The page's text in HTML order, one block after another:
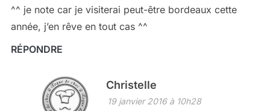
^^ je note car je visiterai peut-être bordeaux cette
année, j’en rêve en tout cas ^^
RÉPONDRE
Christelle
19 janvier 2016 à 10h28